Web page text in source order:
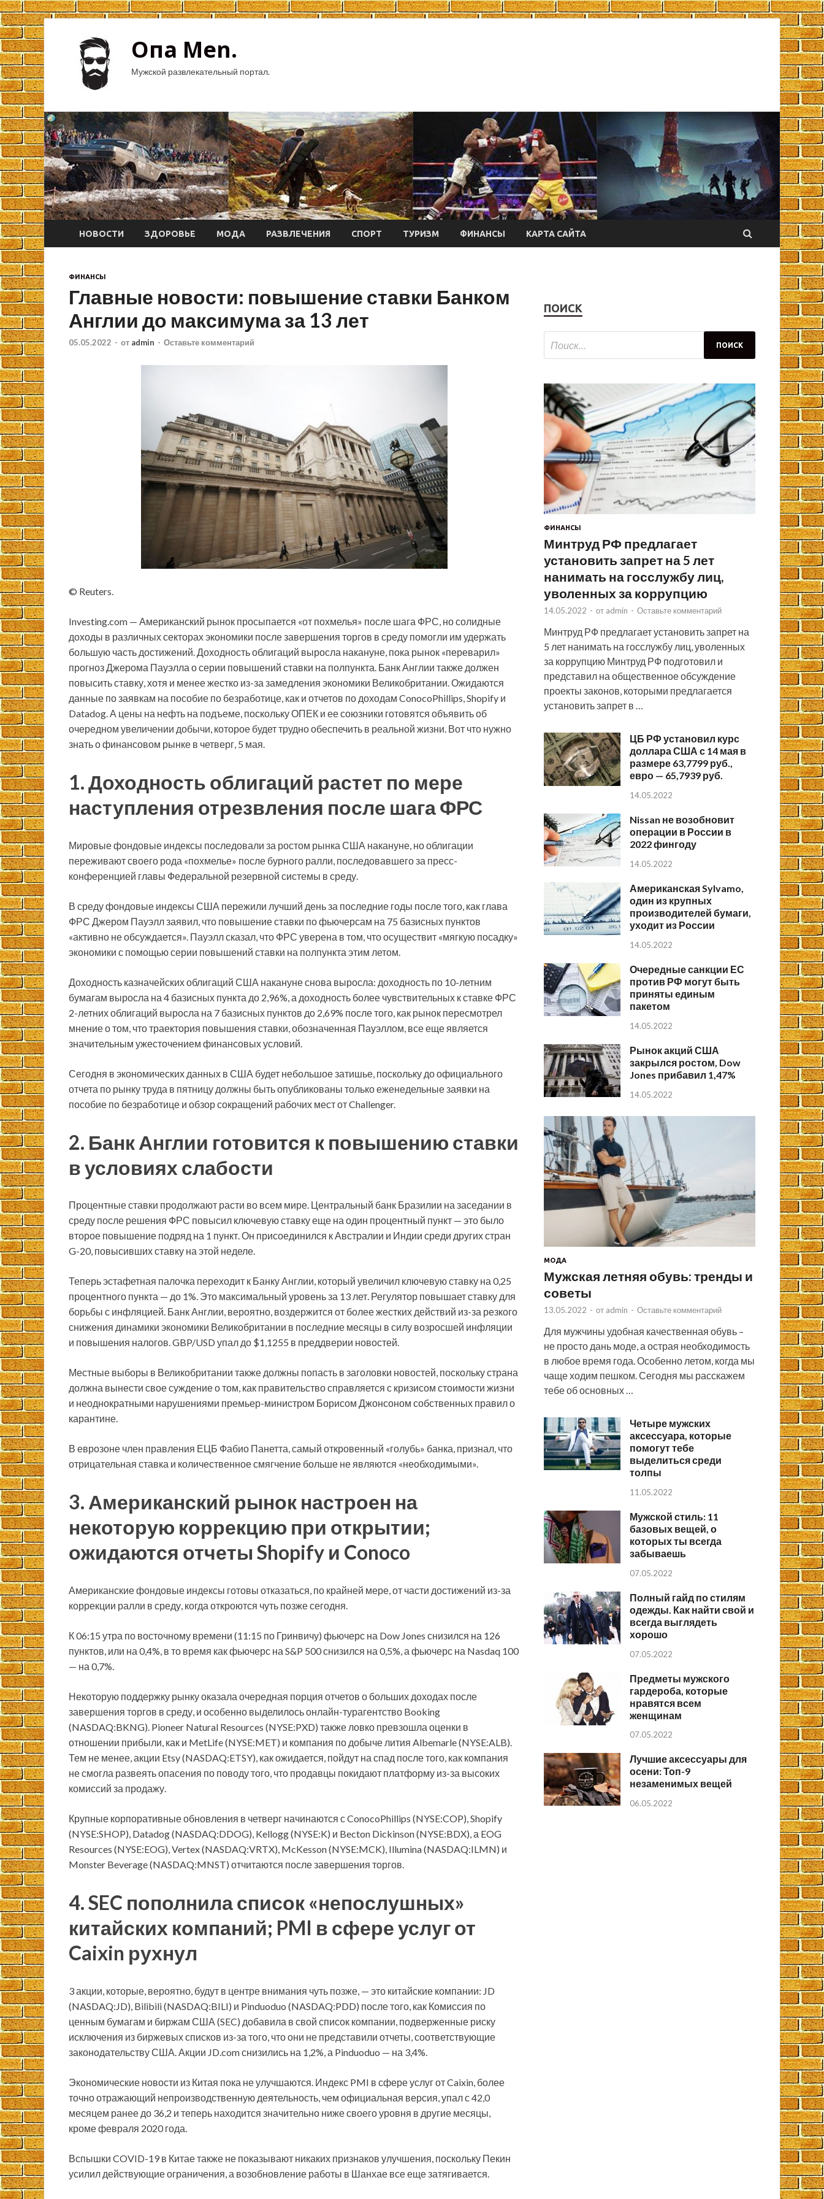
Опа Men.
Мужской развлекательный портал.
НОВОСТИ ЗДОРОВЬЕ МОДА РАЗВЛЕЧЕНИЯ СПОРТ ТУРИЗМ ФИНАНСЫ КАРТА САЙТА
ФИНАНСЫ
Главные новости: повышение ставки Банком
Англии до максимума за 13 лет
05.05.2022 - от admin - Оставьте комментарий
© Reuters.
Investing.com — Американский рынок просыпается «от похмелья» после шага ФРС, но солидные
доходы в различных секторах экономики после завершения торгов в среду помогли им удержать
большую часть достижений. Доходность облигаций выросла накануне, пока рынок «переварил»
прогноз Джерома Пауэлла о серии повышений ставки на полпункта. Банк Англии также должен
повысить ставку, хотя и менее жестко из-за замедления экономики Великобритании. Ожидаются
данные по заявкам на пособие по безработице, как и отчетов по доходам ConocoPhillips, Shopify и
Datadog. А цены на нефть на подъеме, поскольку ОПЕК и ее союзники готовятся объявить об
очередном увеличении добычи, которое будет трудно обеспечить в реальной жизни. Вот что нужно
знать о финансовом рынке в четверг, 5 мая.
1. Доходность облигаций растет по мере
наступления отрезвления после шага ФРС
Мировые фондовые индексы последовали за ростом рынка США накануне, но облигации
переживают своего рода «похмелье» после бурного ралли, последовавшего за пресс-
конференцией главы Федеральной резервной системы в среду.
В среду фондовые индексы США пережили лучший день за последние годы после того, как глава
ФРС Джером Пауэлл заявил, что повышение ставки по фьючерсам на 75 базисных пунктов
«активно не обсуждается». Пауэлл сказал, что ФРС уверена в том, что осуществит «мягкую посадку»
экономики с помощью серии повышений ставки на полпункта этим летом.
Доходность казначейских облигаций США накануне снова выросла: доходность по 10-летним
бумагам выросла на 4 базисных пункта до 2,96%, а доходность более чувствительных к ставке ФРС
2-летних облигаций выросла на 7 базисных пунктов до 2,69% после того, как рынок пересмотрел
мнение о том, что траектория повышения ставки, обозначенная Пауэллом, все еще является
значительным ужесточением финансовых условий.
Сегодня в экономических данных в США будет небольшое затишье, поскольку до официального
отчета по рынку труда в пятницу должны быть опубликованы только еженедельные заявки на
пособие по безработице и обзор сокращений рабочих мест от Challenger.
2. Банк Англии готовится к повышению ставки
в условиях слабости
Процентные ставки продолжают расти во всем мире. Центральный банк Бразилии на заседании в
среду после решения ФРС повысил ключевую ставку еще на один процентный пункт — это было
второе повышение подряд на 1 пункт. Он присоединился к Австралии и Индии среди других стран
G-20, повысивших ставку на этой неделе.
Теперь эстафетная палочка переходит к Банку Англии, который увеличил ключевую ставку на 0,25
процентного пункта — до 1%. Это максимальный уровень за 13 лет. Регулятор повышает ставку для
борьбы с инфляцией. Банк Англии, вероятно, воздержится от более жестких действий из-за резкого
снижения динамики экономики Великобритании в последние месяцы в силу возросшей инфляции
и повышения налогов. GBP/USD упал до $1,1255 в преддверии новостей.
Местные выборы в Великобритании также должны попасть в заголовки новостей, поскольку страна
должна вынести свое суждение о том, как правительство справляется с кризисом стоимости жизни
и неоднократными нарушениями премьер-министром Борисом Джонсоном собственных правил о
карантине.
В еврозоне член правления ЕЦБ Фабио Панетта, самый откровенный «голубь» банка, признал, что
отрицательная ставка и количественное смягчение больше не являются «необходимыми».
3. Американский рынок настроен на
некоторую коррекцию при открытии;
ожидаются отчеты Shopify и Conoco
Американские фондовые индексы готовы отказаться, по крайней мере, от части достижений из-за
коррекции ралли в среду, когда откроются чуть позже сегодня.
К 06:15 утра по восточному времени (11:15 по Гринвичу) фьючерс на Dow Jones снизился на 126
пунктов, или на 0,4%, в то время как фьючерс на S&P 500 снизился на 0,5%, а фьючерс на Nasdaq 100
— на 0,7%.
Некоторую поддержку рынку оказала очередная порция отчетов о больших доходах после
завершения торгов в среду, и особенно выделилось онлайн-турагентство Booking
(NASDAQ:BKNG). Pioneer Natural Resources (NYSE:PXD) также ловко превзошла оценки в
отношении прибыли, как и MetLife (NYSE:MET) и компания по добыче лития Albemarle (NYSE:ALB).
Тем не менее, акции Etsy (NASDAQ:ETSY), как ожидается, пойдут на спад после того, как компания
не смогла развеять опасения по поводу того, что продавцы покидают платформу из-за высоких
комиссий за продажу.
Крупные корпоративные обновления в четверг начинаются с ConocoPhillips (NYSE:COP), Shopify
(NYSE:SHOP), Datadog (NASDAQ:DDOG), Kellogg (NYSE:K) и Becton Dickinson (NYSE:BDX), а EOG
Resources (NYSE:EOG), Vertex (NASDAQ:VRTX), McKesson (NYSE:MCK), Illumina (NASDAQ:ILMN) и
Monster Beverage (NASDAQ:MNST) отчитаются после завершения торгов.
4. SEC пополнила список «непослушных»
китайских компаний; PMI в сфере услуг от
Caixin рухнул
3 акции, которые, вероятно, будут в центре внимания чуть позже, — это китайские компании: JD
(NASDAQ:JD), Bilibili (NASDAQ:BILI) и Pinduoduo (NASDAQ:PDD) после того, как Комиссия по
ценным бумагам и биржам США (SEC) добавила в свой список компании, подверженные риску
исключения из биржевых списков из-за того, что они не представили отчеты, соответствующие
законодательству США. Акции JD.com снизились на 1,2%, а Pinduoduo — на 3,4%.
Экономические новости из Китая пока не улучшаются. Индекс PMI в сфере услуг от Caixin, более
точно отражающий непроизводственную деятельность, чем официальная версия, упал с 42,0
месяцем ранее до 36,2 и теперь находится значительно ниже своего уровня в другие месяцы,
кроме февраля 2020 года.
Вспышки COVID-19 в Китае также не показывают никаких признаков улучшения, поскольку Пекин
усилил действующие ограничения, а возобновление работы в Шанхае все еще затягивается.
ПОИСК
ФИНАНСЫ
Минтруд РФ предлагает
установить запрет на 5 лет
нанимать на госслужбу лиц,
уволенных за коррупцию
14.05.2022 - от admin - Оставьте комментарий
Минтруд РФ предлагает установить запрет на
5 лет нанимать на госслужбу лиц, уволенных
за коррупцию Минтруд РФ подготовил и
представил на общественное обсуждение
проекты законов, которыми предлагается
установить запрет в …
ЦБ РФ установил курс
доллара США с 14 мая в
размере 63,7799 руб.,
евро — 65,7939 руб.
14.05.2022
Nissan не возобновит
операции в России в
2022 фингоду
14.05.2022
Американская Sylvamo,
один из крупных
производителей бумаги,
уходит из России
14.05.2022
Очередные санкции ЕС
против РФ могут быть
приняты единым
пакетом
14.05.2022
Рынок акций США
закрылся ростом, Dow
Jones прибавил 1,47%
14.05.2022
МОДА
Мужская летняя обувь: тренды и
советы
13.05.2022 - от admin - Оставьте комментарий
Для мужчины удобная качественная обувь –
не просто дань моде, а острая необходимость
в любое время года. Особенно летом, когда мы
чаще ходим пешком. Сегодня мы расскажем
тебе об основных …
Четыре мужских
аксессуара, которые
помогут тебе
выделиться среди
толпы
11.05.2022
Мужской стиль: 11
базовых вещей, о
которых ты всегда
забываешь
07.05.2022
Полный гайд по стилям
одежды. Как найти свой и
всегда выглядеть
хорошо
07.05.2022
Предметы мужского
гардероба, которые
нравятся всем
женщинам
07.05.2022
Лучшие аксессуары для
осени: Топ-9
незаменимых вещей
06.05.2022